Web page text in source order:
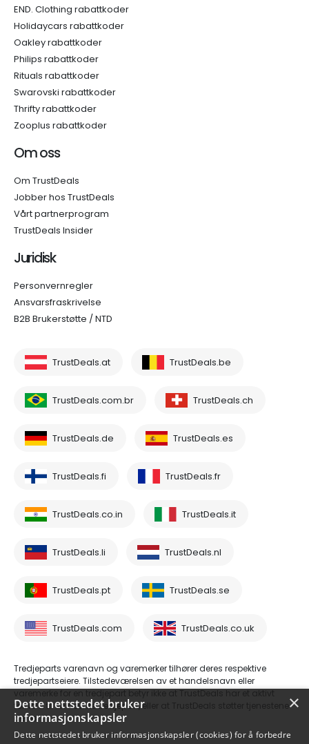
END. Clothing rabattkoder
Holidaycars rabattkoder
Oakley rabattkoder
Philips rabattkoder
Rituals rabattkoder
Swarovski rabattkoder
Thrifty rabattkoder
Zooplus rabattkoder
Om oss
Om TrustDeals
Jobber hos TrustDeals
Vårt partnerprogram
TrustDeals Insider
Juridisk
Personvernregler
Ansvarsfraskrivelse
B2B Brukerstøtte / NTD
TrustDeals.at TrustDeals.be
TrustDeals.com.br TrustDeals.ch
TrustDeals.de TrustDeals.es
TrustDeals.fi TrustDeals.fr
TrustDeals.co.in TrustDeals.it
TrustDeals.li TrustDeals.nl
TrustDeals.pt TrustDeals.se
TrustDeals.com TrustDeals.co.uk
Tredjeparts varenavn og varemerker tilhører deres respektive
tredjepartseiere. Tilstedeværelsen av et handelsnavn eller
forhold til en nevnte tredjepart, eller at TrustDeals støtter tjenestene
deres.
×
Dette nettstedet bruker
informasjonskapsler
Dette nettstedet bruker informasjonskapsler (cookies) for å forbedre